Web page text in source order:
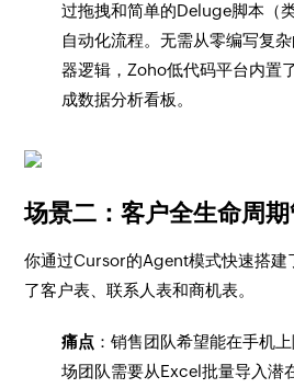
过拖拽和简单的Deluge脚本（
自动化流程。无需从零编写复
器逻辑，Zoho低代码平台内置
成数据分析看板。
场景二：客户全生命周
你通过Cursor的Agent模式快速搭建
了客户表、联系人表和商机表。
痛点 ：销售团队希望能在手机
场团队需要从Excel批量导入潜